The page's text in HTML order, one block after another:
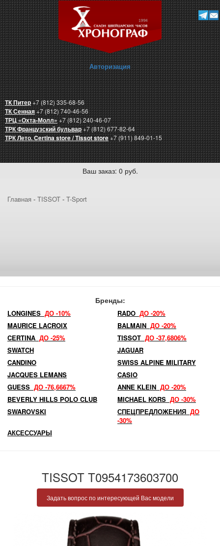
Авторизация
ТК Питер+7 (812) 335-68-56
ТК Сенная+7 (812) 740-46-56
ТРЦ «Охта-Молл»+7 (812) 240-46-07
ТРК Французский бульвар+7 (812) 677-82-64
ТРК Лето. Certina store / Tissot store+7 (911) 849-01-15
Ваш заказ: 0 руб.
Главная - TISSOT - T-Sport
Бренды:
LONGINES ДО -10% RADO ДО -20%
MAURICE LACROIX
BALMAIN ДО -20%
CERTINA ДО -25% TISSOT ДО -37,6806%
SWATCH
JAGUAR
CANDINO
SWISS ALPINE MILITARY
JACQUES LEMANS
CASIO
GUESS ДО -76,6667% ANNE KLEIN ДО -20%
BEVERLY HILLS POLO CLUB
MICHAEL KORS ДО -30%
SWAROVSKI
СПЕЦПРЕДЛОЖЕНИЯ ДО
-30%
АКСЕССУАРЫ
TISSOT T0954173603700
Задать вопрос по интересующей Вас модели